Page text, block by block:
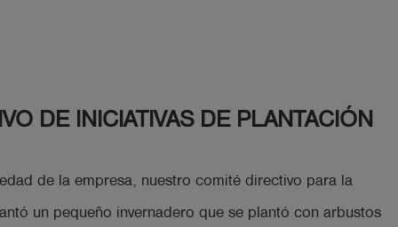
DE INICIATIVAS DE PLANTACIÓN
de la empresa, nuestro comité directivo para la
un pequeño invernadero que se plantó con arbustos